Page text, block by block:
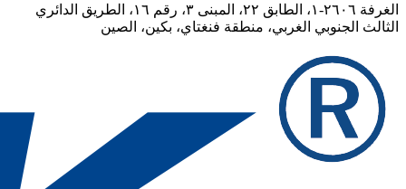
الغرفة ٢٦٠٦-١، الطابق ٢٢، المبنى ٣، رقم ١٦، الطريق الدائري
الثالث الجنوبي الغربي، منطقة فنغتاي، بكين، الصين